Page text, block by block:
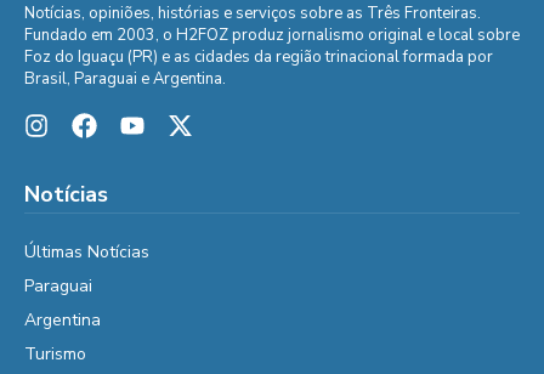
Notícias, opiniões, histórias e serviços sobre as Três Fronteiras.
Fundado em 2003, o H2FOZ produz jornalismo original e local sobre
Foz do Iguaçu (PR) e as cidades da região trinacional formada por
Brasil, Paraguai e Argentina.
Notícias
Últimas Notícias
Paraguai
Argentina
Turismo